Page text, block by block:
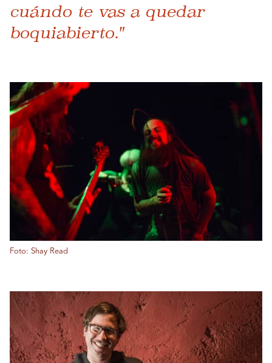
cuándo te vas a quedar
boquiabierto."
Foto: Shay Read